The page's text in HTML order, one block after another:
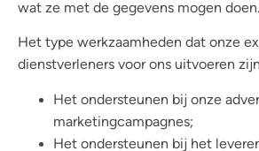
wat ze met de gegevens mogen doen.
Het type werkzaamheden dat onze
dienstverleners voor ons uitvoeren
Het ondersteunen bij onze
marketingcampagnes;
Het ondersteunen bij het